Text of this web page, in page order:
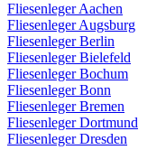
Fliesenleger Aachen
Fliesenleger Augsburg
Fliesenleger Berlin
Fliesenleger Bielefeld
Fliesenleger Bochum
Fliesenleger Bonn
Fliesenleger Bremen
Fliesenleger Dortmund
Fliesenleger Dresden